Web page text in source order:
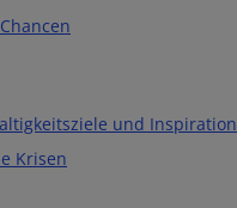
und Inspiration
Krisen